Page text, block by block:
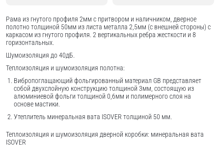
Рама из гнутого профиля 2мм с притвором и наличником, дверное
полотно толщиной 50мм из листа металла 2,5мм (с внешней стороны) c
каркасом из гнутого профиля. 2 вертикальных ребра жесткости и 8
горизонтальных.
Шумоизоляция до 40дБ.
Теплоизоляция и шумоизоляция полотна:
Вибропоглащающий фольгированный материал GB представляет
собой двухслойную конструкцию толщиной 3мм, состоящую из
алюминиевой фольги толщиной 0,6мм и полимерного слоя на
основе мастики.
Утеплитель минеральная вата ISOVER толщиной 50 мм.
Теплоизоляция и шумоизоляция дверной коробки: минеральная вата
ISOVER